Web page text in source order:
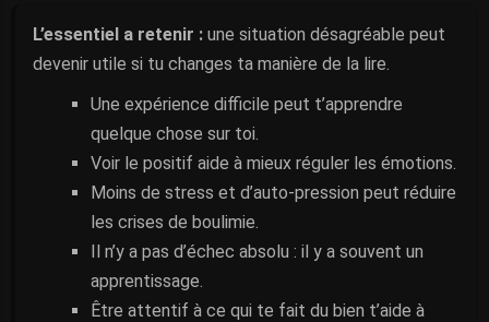
L’essentiel a retenir : une situation désagréable peut
devenir utile si tu changes ta manière de la lire.
Une expérience difficile peut t’apprendre
quelque chose sur toi.
Voir le positif aide à mieux réguler les émotions.
Moins de stress et d’auto-pression peut réduire
les crises de boulimie.
Il n’y a pas d’échec absolu : il y a souvent un
apprentissage.
Être attentif à ce qui te fait du bien t’aide à